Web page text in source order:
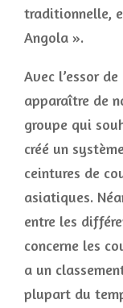
traditionnelle,
Angola ».
Avec l’essor
apparaître de
groupe qui
créé un
ceintures de
asiatiques.
entre les
concerne les
a un
plupart du